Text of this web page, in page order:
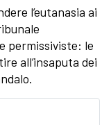
l’eutanasia ai
permissiviste: le
all’insaputa dei